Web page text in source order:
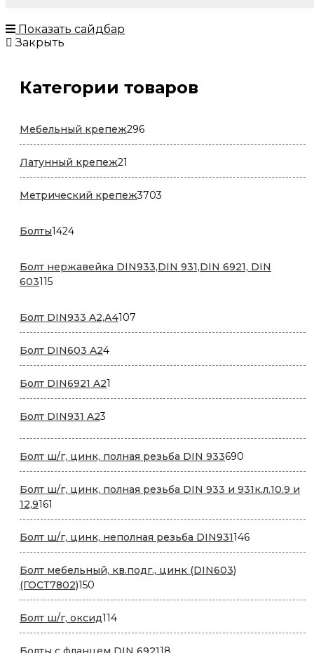
Показать сайдбар
Закрыть
Категории товаров
Мебельный крепеж296296
товаров
Латунный крепеж21
товар
Метрический крепеж3703
Болты14241424
Болт нержавейка DIN933,DIN 931,DIN 6921, DIN
603115115
Болт DIN933 A2,А4107
товаров
Болт DIN603 A244
товара
Болт DIN6921 A21
товар
Болт DIN931 A23
Болт ш/г, цинк, полная резьба DIN 933690
товаров
Болт ш/г, цинк, полная резьба DIN 933 и 931к.л.10.9 и
12,9161
товар
Болт ш/г, цинк, неполная резьба DIN931146146
товаров
Болт мебельный, кв.подг., цинк (DIN603)
(ГОСТ7802)150
товаров
Болт ш/г, оксид114114
товаров